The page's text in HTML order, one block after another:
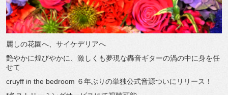
麗しの花園へ、サイケデリアへ
艶やかに煌びやかに、激しくも夢現な轟音ギターの渦の中に身を任
せて
cruyff in the bedroom ６年ぶりの単独公式音源ついにリリース！